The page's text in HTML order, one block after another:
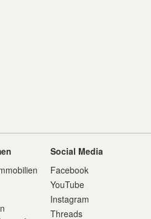
Social Media
Facebook
YouTube
Instagram
Threads